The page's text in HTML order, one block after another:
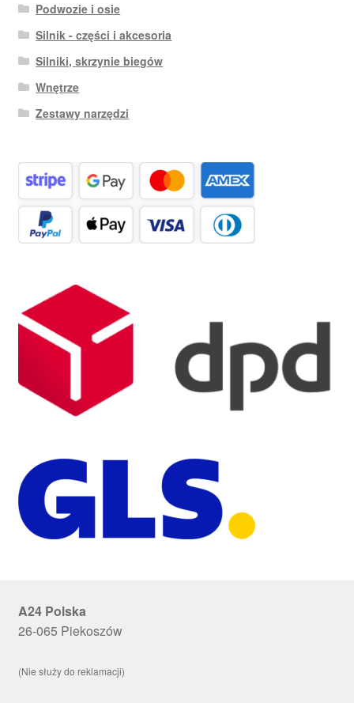
Podwozie i osie
Silnik - części i akcesoria
Silniki, skrzynie biegów
Wnętrze
Zestawy narzędzi
A24 Polska
26-065 Piekoszów
(Nie służy do reklamacji)